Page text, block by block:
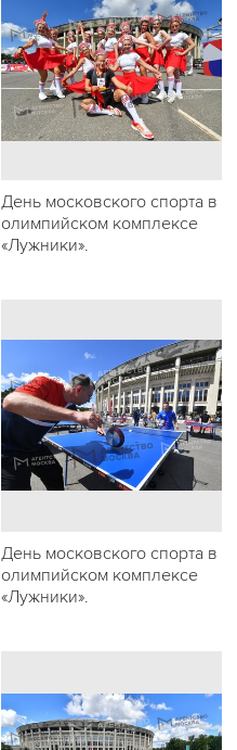
День московского спорта в
олимпийском комплексе
«Лужники».
День московского спорта в
олимпийском комплексе
«Лужники».